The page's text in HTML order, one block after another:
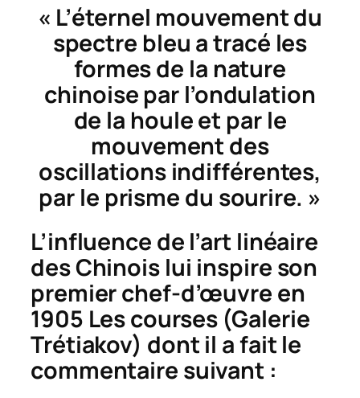
« L’éternel mouvement du
spectre bleu a tracé les
formes de la nature
chinoise par l’ondulation
de la houle et par le
mouvement des
oscillations indifférentes,
par le prisme du sourire. »
L’influence de l’art linéaire
des Chinois lui inspire son
premier chef-d’œuvre en
1905 Les courses(Galerie
Trétiakov) dont il a fait le
commentaire suivant :